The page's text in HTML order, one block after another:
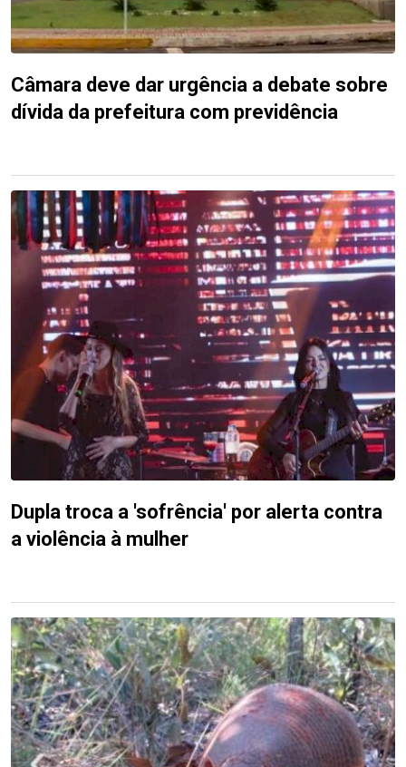
Câmara deve dar urgência a debate sobre
dívida da prefeitura com previdência
Dupla troca a 'sofrência' por alerta contra
a violência à mulher